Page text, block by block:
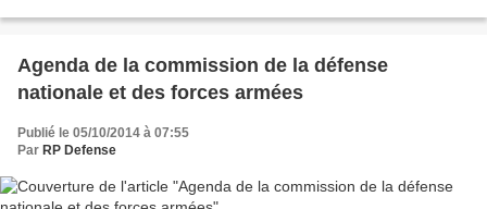
Agenda de la commission de la défense
nationale et des forces armées
Publié le 05/10/2014 à 07:55
Par RP Defense